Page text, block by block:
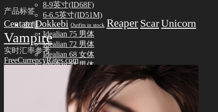
8-9英寸(ID68F)
6-6.5英寸(ID51M)
衣服
Idealian 75 男体
Idealian 72 男体
Idealian 68 女体
Idealian 51 男体
Idealian 72/75 男体
Idealian 68 女体
Idealian 51 男体
产品标签
CentaurDokkebi Outfits in stock Reaper ScarUnicorn
Vampire
实时汇率参考
FreeCurrencyRates.com